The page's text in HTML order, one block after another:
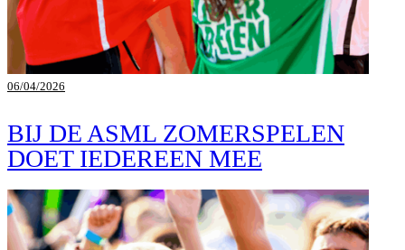
06/04/2026
BIJ DE ASML ZOMERSPELEN
DOET IEDEREEN MEE